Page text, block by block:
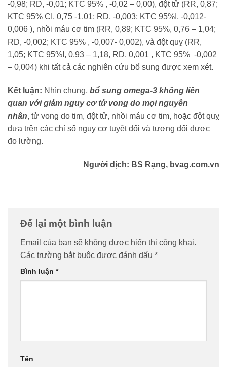
-0,98; RD, -0,01; KTC 95% , -0,02 – 0,00), đột tử (RR, 0,87;
KTC 95% CI, 0,75 -1,01; RD, -0,003; KTC 95%I, -0,012-
0,006 ), nhồi máu cơ tim (RR, 0,89; KTC 95%, 0,76 – 1,04;
RD, -0,002; KTC 95% , -0,007- 0,002), và đột quỵ (RR,
1,05; KTC 95%I, 0,93 – 1,18, RD, 0,001 , KTC 95% -0,002
– 0,004) khi tất cả các nghiên cứu bổ sung được xem xét.
Kết luận: Nhìn chung, bổ sung omega-3 không liên
quan với giảm nguy cơ tử vong do mọi nguyên
nhân, tử vong do tim, đột tử, nhồi máu cơ tim, hoặc đột quỵ
dựa trên các chỉ số nguy cơ tuyệt đối và tương đối được
đo lường.
Người dịch: BS Rạng, bvag.com.vn
Để lại một bình luận
Email của bạn sẽ không được hiển thị công khai.
Các trường bắt buộc được đánh dấu *
Bình luận *
Tên